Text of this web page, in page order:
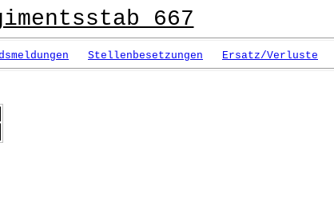
667
Stellenbesetzungen Ersatz/Verluste